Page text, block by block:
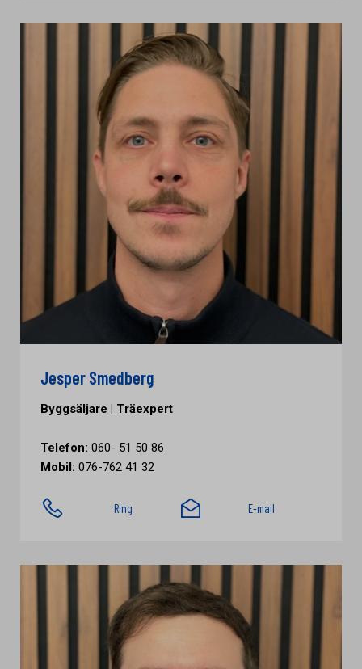
Jesper Smedberg
Byggsäljare | Träexpert
Telefon: 060- 51 50 86
Mobil: 076-762 41 32
Ring E-mail